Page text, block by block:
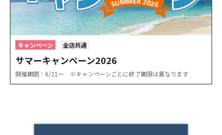
キャンペーン 全店共通
サマーキャンペーン2026
開催期間：6/21〜 ※キャンペーンごとに終了期限は異なります